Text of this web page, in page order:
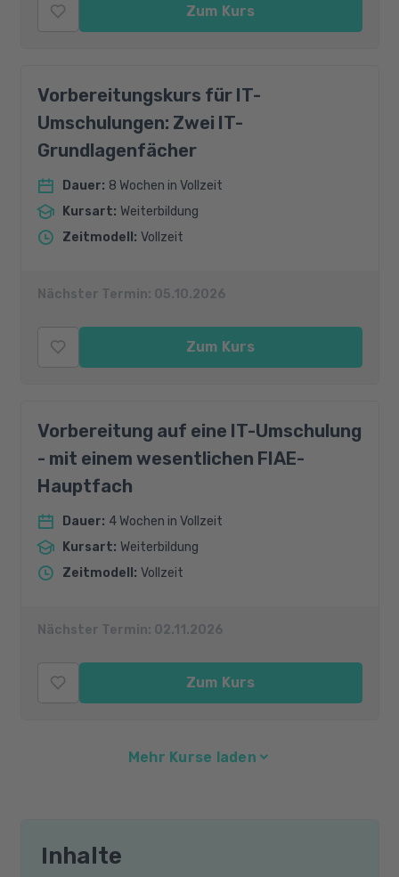
Zum Kurs
Vorbereitungskurs für IT-
Umschulungen: Zwei IT-
Grundlagenfächer
Dauer: 8 Wochen in Vollzeit
Kursart: Weiterbildung
Zeitmodell : Vollzeit
Nächster Termin: 05.10.2026
Zum Kurs
Vorbereitung auf eine IT-Umschulung
- mit einem wesentlichen FIAE-
Hauptfach
Dauer: 4 Wochen in Vollzeit
Kursart: Weiterbildung
Zeitmodell : Vollzeit
Nächster Termin: 02.11.2026
Zum Kurs
Mehr Kurse laden
Inhalte